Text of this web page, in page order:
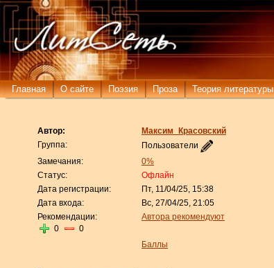
Главная О сайте Поэзия Проза Теория литературы
Автор:
Максим_Красовский
Группа:
Пользователи
Замечания:
0%
Статус:
Офлайн
Дата регистрации:
Пт, 11/04/25, 15:38
Дата входа:
Вс, 27/04/25, 21:05
Рекомендации:
0
0
Автора рекомендуют
Баллы